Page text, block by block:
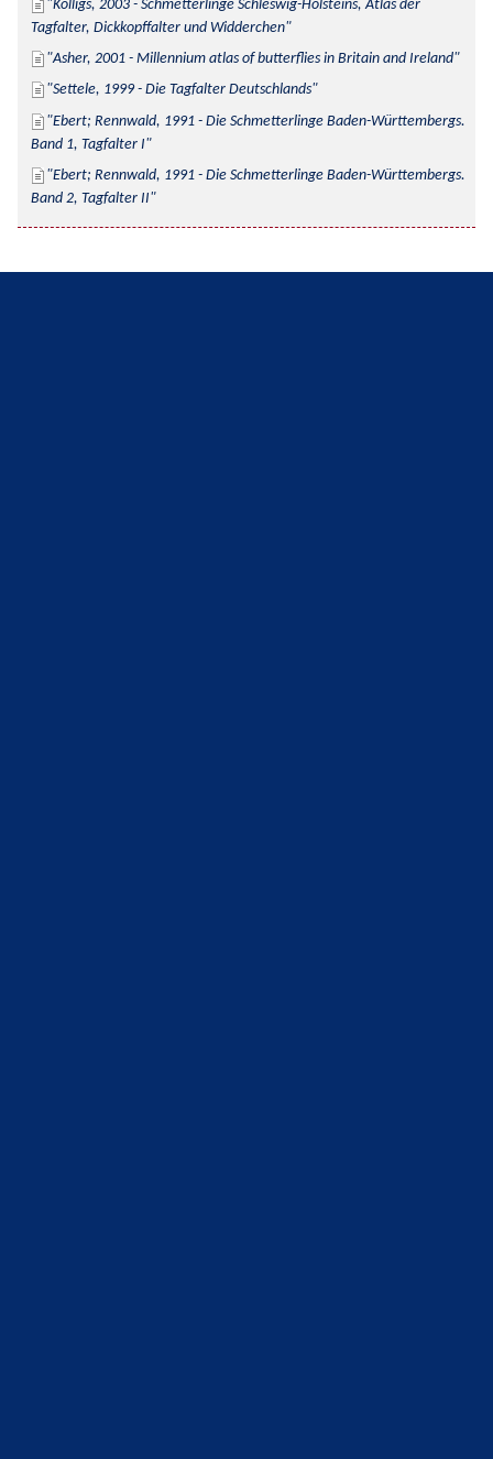
Kolligs, 2003 - Schmetterlinge Schleswig-Holsteins, Atlas der
Tagfalter, Dickkopffalter und Widderchen
Asher, 2001 - Millennium atlas of butterflies in Britain and Ireland
Settele, 1999 - Die Tagfalter Deutschlands
Ebert; Rennwald, 1991 - Die Schmetterlinge Baden-Württembergs.
Band 1, Tagfalter I
Ebert; Rennwald, 1991 - Die Schmetterlinge Baden-Württembergs.
Band 2, Tagfalter II